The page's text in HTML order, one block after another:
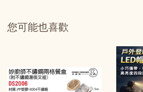
您可能也喜歡